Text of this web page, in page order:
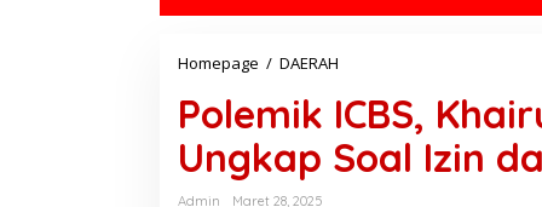
Homepage / DAERAH
l
e
m
i
Polemik ICBS,
Ungkap Soal Izin
Admin
Maret 28, 2025